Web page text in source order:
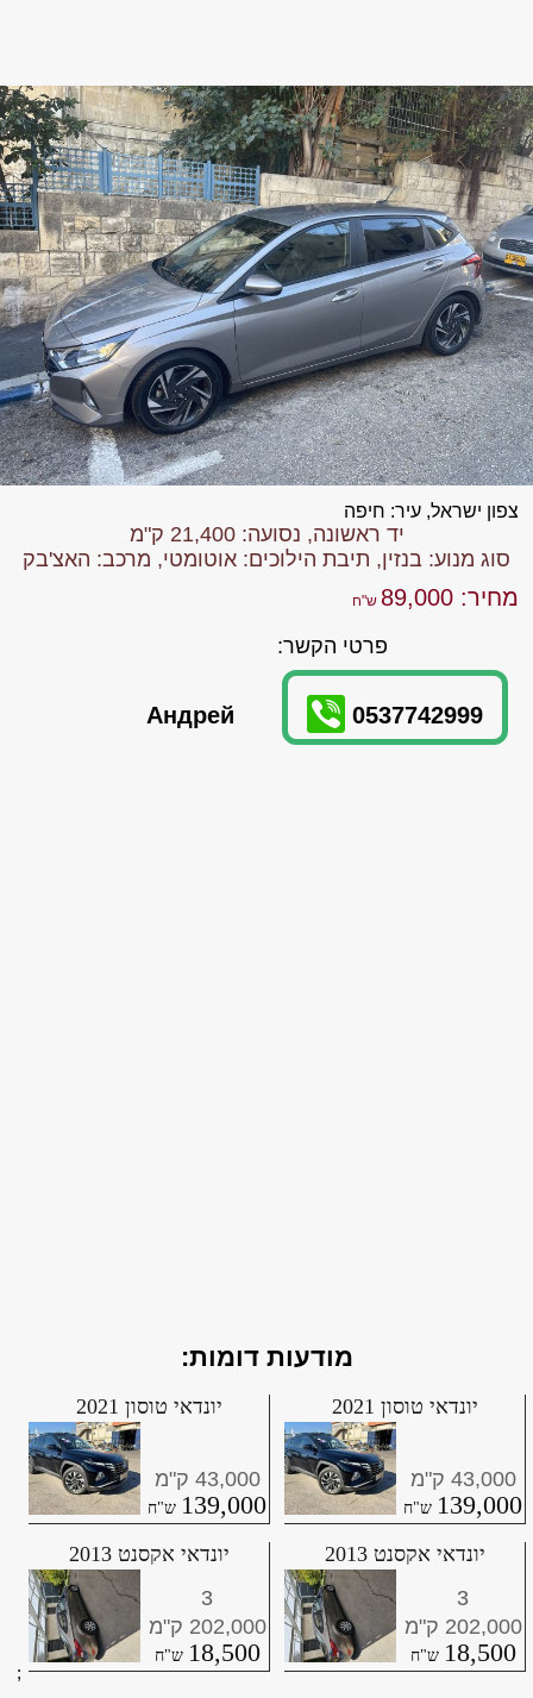
צפון ישראל, עיר: חיפה
יד ראשונה, נסועה: 21,400 ק"מ
סוג מנוע: בנזין, תיבת הילוכים: אוטומטי, מרכב: האצ'בק
מחיר: 89,000
פרטי הקשר:
0537742999
Андрей
מודעות דומות:
יונדאי טוסון 2021
139,000
43,000
יונדאי טוסון 2021
139,000
43,000
יונדאי אקסנט 2013
3
18,500
202,000
יונדאי אקסנט 2013
3
18,500
202,000
;